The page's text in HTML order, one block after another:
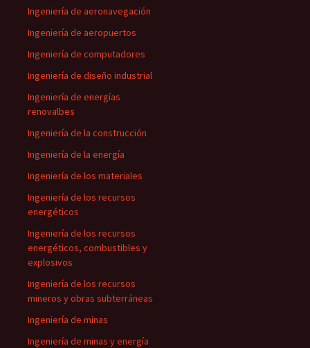
Ingeniería de aeronavegación
Ingeniería de aeropuertos
Ingeniería de computadores
Ingeniería de diseño industrial
Ingeniería de energías
renovalbes
Ingeniería de la construcción
Ingeniería de la energía
Ingeniería de los materiales
Ingeniería de los recursos
energéticos
Ingeniería de los recursos
energéticos, combustibles y
explosivos
Ingeniería de los recursos
mineros y obras subterráneas
Ingeniería de minas
Ingeniería de minas y energía